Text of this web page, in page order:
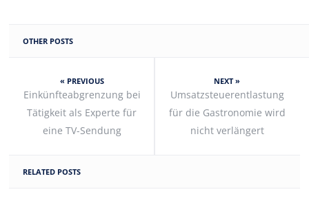
OTHER POSTS
« PREVIOUS
Einkünfteabgrenzung bei
Tätigkeit als Experte für
eine TV-Sendung
NEXT »
Umsatzsteuerentlastung
für die Gastronomie wird
nicht verlängert
RELATED POSTS